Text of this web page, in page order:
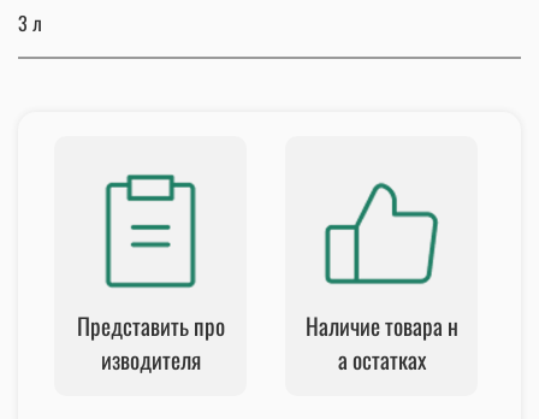
3 л
Представить про
изводителя
Наличие товара н
а остатках